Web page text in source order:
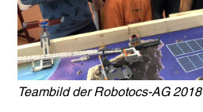
Teambild der Robotocs-AG 2018